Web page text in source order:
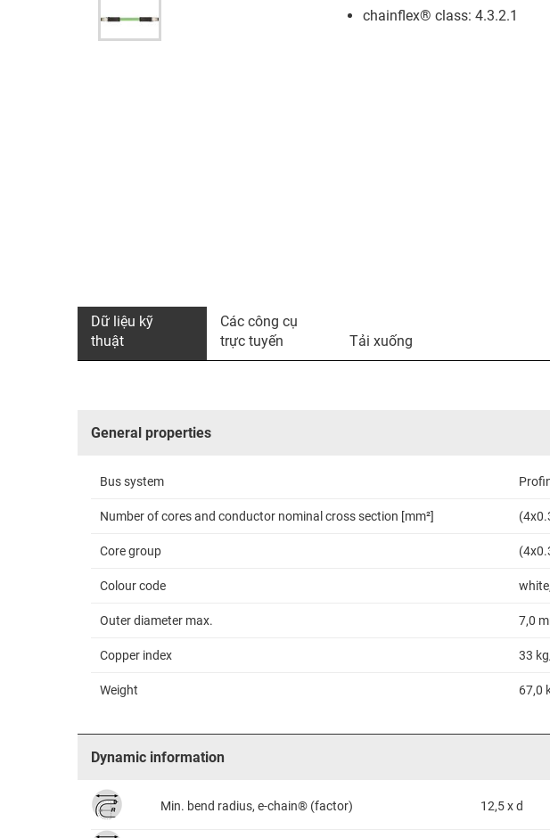
chainflex® class: 4.3.2.1
Dữ liệu kỹ
thuật
Các công cụ
trực tuyến
Tải xuống
General properties
Bus system
Number of cores and conductor nominal cross section [mm²]
Core group
Colour code
Outer diameter max. 7,0
Copper index 33
Weight 67,0
Dynamic information
Min. bend radius, e-chain® (factor) 12,5 x d